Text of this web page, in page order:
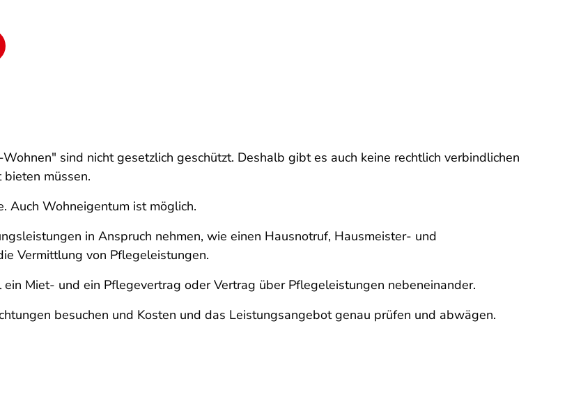
sind nicht gesetzlich geschützt. Deshalb gibt es auch keine rechtlich verbindlichen
müssen.
Auch Wohneigentum ist möglich.
in Anspruch nehmen, wie einen Hausnotruf, Hausmeister- und
Vermittlung von Pflegeleistungen.
Miet- und ein Pflegevertrag oder Vertrag über Pflegeleistungen nebeneinander.
besuchen und Kosten und das Leistungsangebot genau prüfen und abwägen.